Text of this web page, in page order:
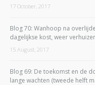
17 October, 2017
Blog 70: Wanhoop na
dagelijkse kost, weer
15 August, 2017
Blog 69: De toekomst en de
lange wachten (tweede helft